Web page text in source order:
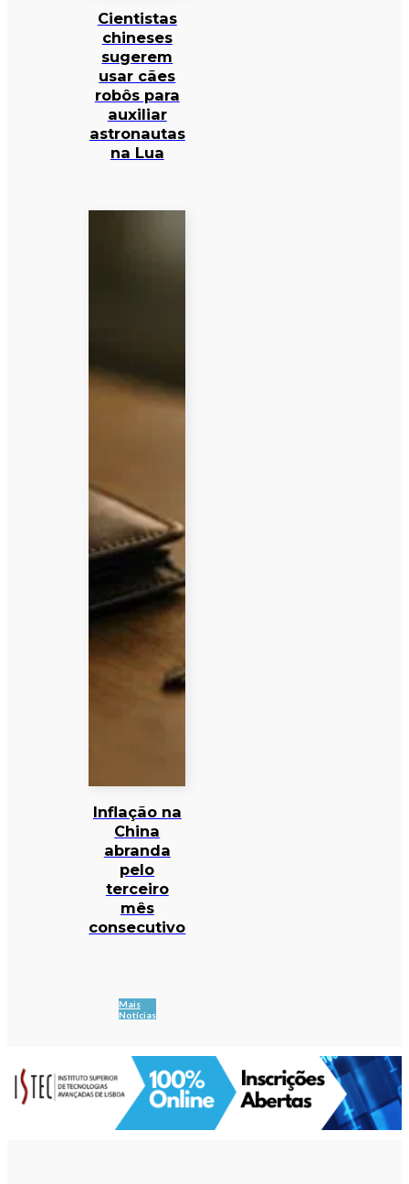
Cientistas
chineses
sugerem
usar cães
robôs para
auxiliar
astronautas
na Lua
Inflação na
China
abranda
pelo
terceiro
mês
consecutivo
Mais
Notícias